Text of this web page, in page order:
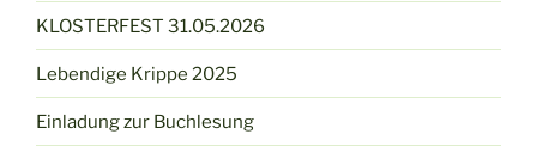
KLOSTERFEST 31.05.2026
Lebendige Krippe 2025
Einladung zur Buchlesung